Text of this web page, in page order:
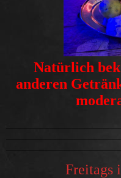
Natürlich
anderen
Freitags